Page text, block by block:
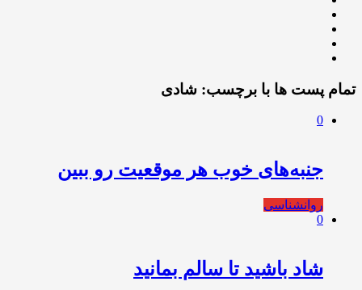
تمام پست ها با برچسب: شادی
0
جنبه‌های خوب هر موقعیت رو ببین
روانشناسی
0
شاد باشید تا سالم بمانید